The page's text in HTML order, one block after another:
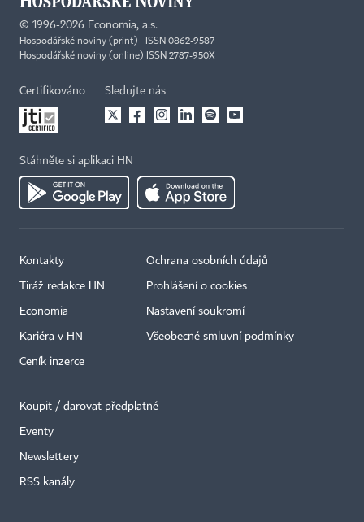
© 1996-2026 Economia, a.s.
Hospodářské noviny (print) ISSN 0862-9587
Hospodářské noviny (online) ISSN 2787-950X
Certifikováno Sledujte nás
Stáhněte si aplikaci HN
Kontakty
Tiráž redakce HN
Economia
Kariéra v HN
Ceník inzerce
Ochrana osobních údajů
Prohlášení o cookies
Nastavení soukromí
Všeobecné smluvní podmínky
Koupit / darovat předplatné
Eventy
Newslettery
RSS kanály